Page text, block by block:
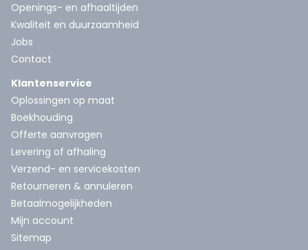
Openings- en afhaaltijden
Kwaliteit en duurzaamheid
Jobs
Contact
Klantenservice
Oplossingen op maat
Boekhouding
Offerte aanvragen
Levering of afhaling
Verzend- en servicekosten
Retourneren & annuleren
Betaalmogelijkheden
Mijn account
Sitemap